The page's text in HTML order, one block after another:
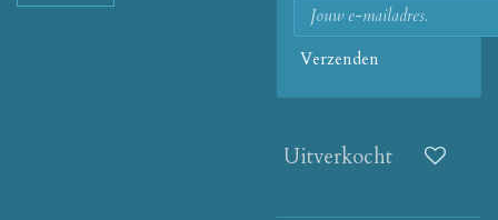
Verzenden
Uitverkocht